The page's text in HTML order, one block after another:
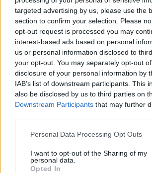
targeted advertising by us, please use the
section to confirm your selection. Please
opt-out request is processed you may
interest-based ads based on personal
us or personal information disclosed to
your opt-out. You may separately opt-out
disclosure of your personal information by
IAB’s list of downstream participants. This
also be disclosed by us to third parties on
Downstream Participants that may further
Personal Data Processing Opt Outs
I want to opt-out of the Sharing of my
personal data.
Opted In
La critica
“Tre o quattro settimane fa nessuno se
crisi li ha colpiti in fretta, duramente e
faticando a trovare una via d’uscita.
in cui l’allenatore, i leader della
molto in fretta.(Virgil) Van Dijk e
firmato nuovi accordi, ma non credo
guidato la squadra in questa stagione,
il linguaggio del corpo. Il linguaggio del
penso che stiamo vedendo un
giocatori di quella squadra. Se il loro
non è corretto,questo si ripercuote